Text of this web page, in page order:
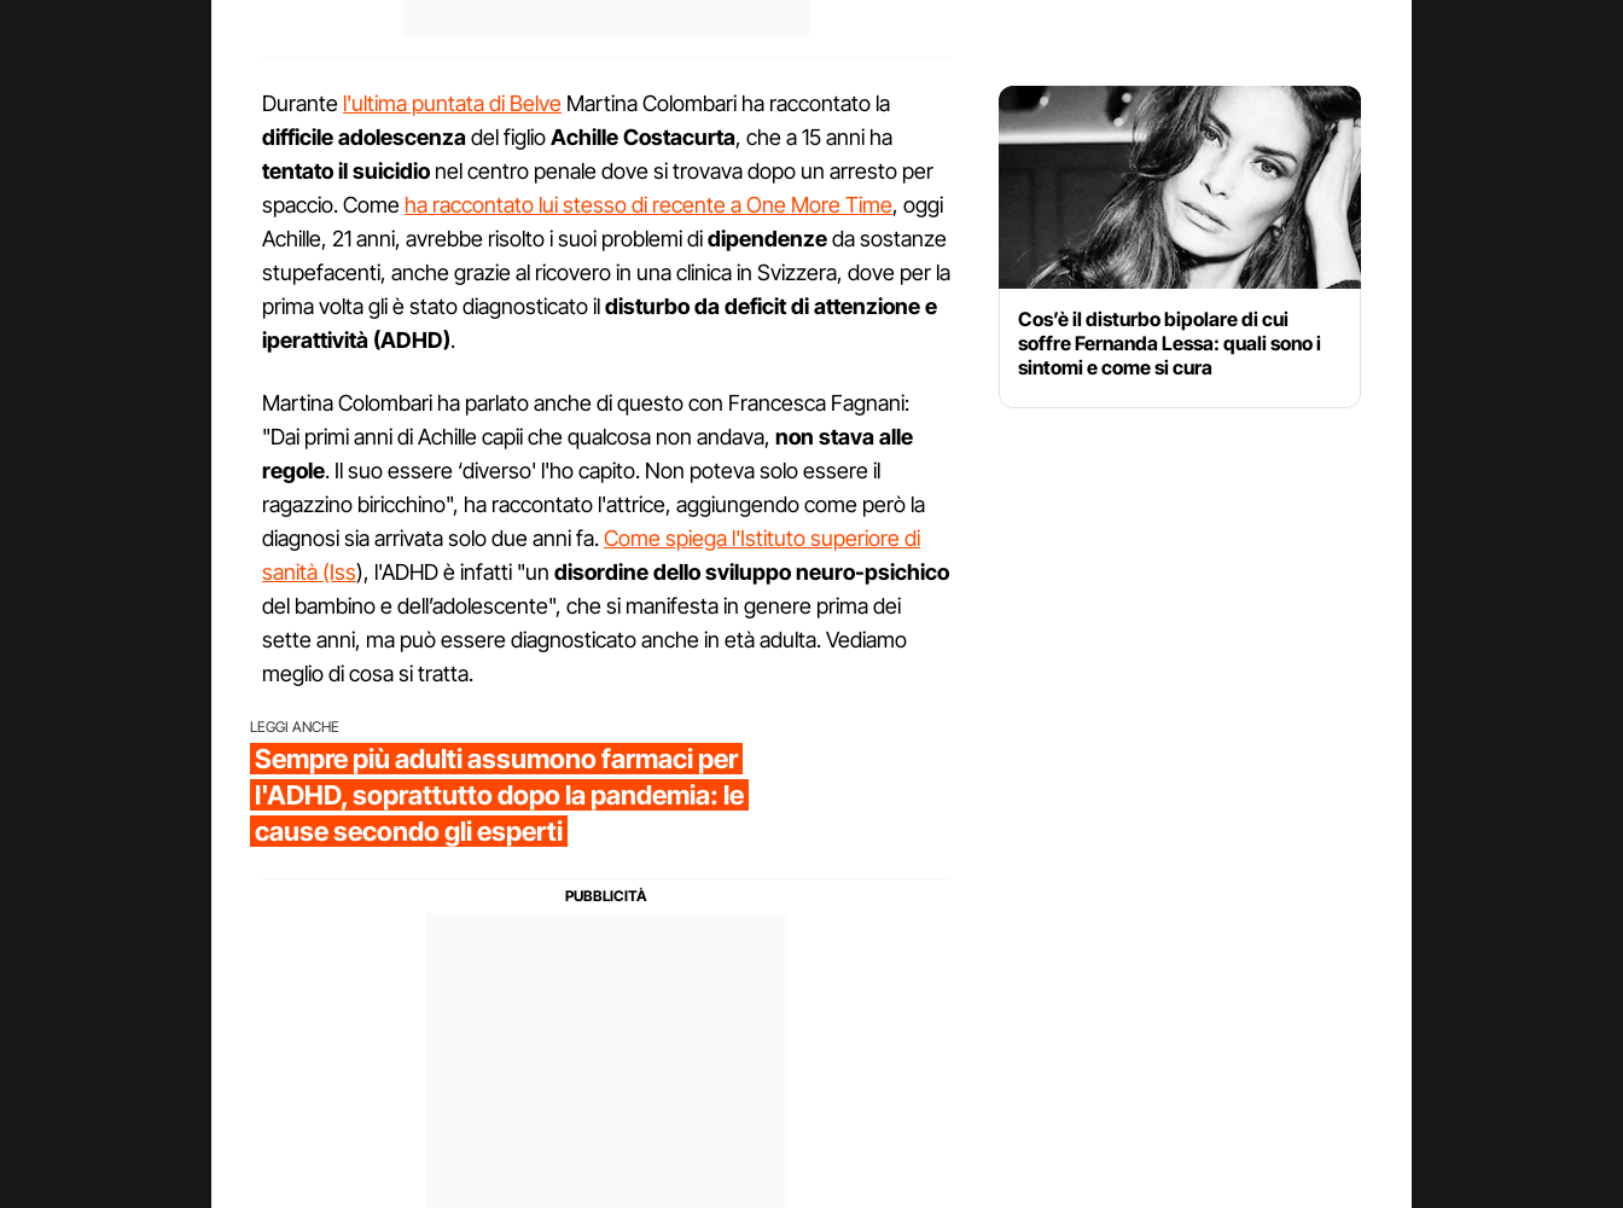
Durante l'ultima puntata di Belve Martina Colombari ha raccontato la
difficile adolescenzadel figlioAchille Costacurta, che a 15 anni ha
tentato il suicidio nel centro penale dove si trovava dopo un arresto per
spaccio. Come ha raccontato lui stesso di recente a One More Time, oggi
Achille, 21 anni, avrebbe risolto i suoi problemi didipendenzeda sostanze
stupefacenti, anche grazie al ricovero in una clinica in Svizzera, dove per la
prima volta gli è stato diagnosticato ildisturbo da deficit di attenzione e
iperattività (ADHD).
Martina Colombari ha parlato anche di questo con Francesca Fagnani:
"Dai primi anni di Achille capii che qualcosa non andava, non stava alle
regole. Il suo essere ‘diverso' l'ho capito. Non poteva solo essere il
ragazzino biricchino", ha raccontato l'attrice, aggiungendo come però la
diagnosi sia arrivata solo due anni fa.Come spiega l'Istituto superiore di
sanità (Iss), l'ADHD è infatti "un disordine dello sviluppo neuro-psichico
del bambino e dell’adolescente", che si manifesta in genere prima dei
sette anni, ma può essere diagnosticato anche in età adulta. Vediamo
meglio di cosa si tratta.
LEGGI ANCHE
Sempre più adulti assumono farmaci per
l'ADHD, soprattutto dopo la pandemia: le
cause secondo gli esperti
Cos’è il disturbo bipolare di cui
soffre Fernanda Lessa: quali sono i
sintomi e come si cura